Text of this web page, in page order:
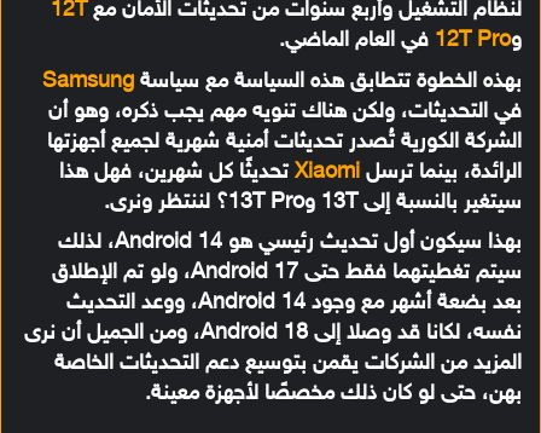
لنظام التشغيل وأربع سنوات من تحديثات الأمان مع12T
و12T Pro في العام الماضي.
بهذه الخطوة تتطابق هذه السياسة مع سياسة Samsung
في التحديثات، ولكن هناك تنويه مهم يجب ذكره، وهو أن
الشركة الكورية تُصدر تحديثات أمنية شهرية لجميع أجهزتها
الرائدة، بينما ترسل Xiaomiتحديثًا كل شهرين، فهل هذا
سيتغير بالنسبة إلى 13T و13T Pro؟ لننتظر ونرى.
بهذا سيكون أول تحديث رئيسي هو Android 14، لذلك
سيتم تغطيتهما فقط حتى Android 17، ولو تم الإطلاق
بعد بضعة أشهر مع وجود Android 14، ووعد التحديث
نفسه، لكانا قد وصلا إلى Android 18، ومن الجميل أن نرى
المزيد من الشركات يقمن بتوسيع دعم التحديثات الخاصة
بهن، حتى لو كان ذلك مخصصًا لأجهزة معينة.